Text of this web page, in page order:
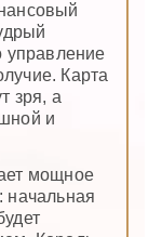
управление
Карта
зря, а
и
мощное
начальная